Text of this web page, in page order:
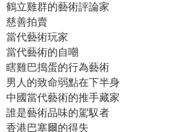
鶴立雞群的藝術評論家
慈善拍賣
當代藝術玩家
當代藝術的自嘲
瞎雞巴搗蛋的行為藝術
男人的致命弱點在下半身
中國當代藝術的推手藏家
誰是藝術品味的駕馭者
香港巴塞爾的得失